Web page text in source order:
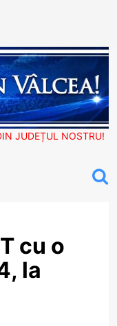
JUDEȚUL NOSTRU!
cu o
la